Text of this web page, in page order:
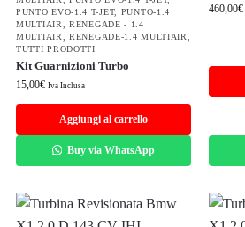
PUNTO EVO-1.4 T-JET, PUNTO-1.4
MULTIAIR
,RENEGADE - 1.4
MULTIAIR
,RENEGADE-1.4 MULTIAIR
TUTTI PRODOTTI
Kit Guarnizioni Turbo
15,00€ Iva Inclusa
Aggiungi al carrello
Buy via WhatsApp
460,00€